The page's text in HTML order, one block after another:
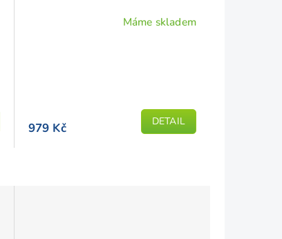
Máme skladem
979 Kč DETAIL